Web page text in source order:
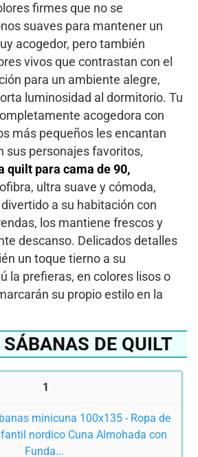
firmes que no se
suaves para mantener un
acogedor, pero también
vivos que contrastan con el
para un ambiente alegre,
luminosidad al dormitorio. Tu
acogedora con
más pequeños les encantan
sus personajes favoritos,
quilt para cama de 90,
ultra suave y cómoda,
a su habitación con
los mantiene frescos y
descanso. Delicados detalles
un toque tierno a su
la prefieras, en colores lisos o
su propio estilo en la
DE QUILT
1